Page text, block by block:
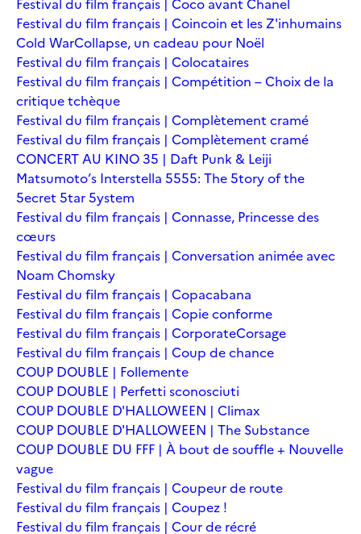
Festival du film français | Coincoin et les Z'inhumains
Cold WarCollapse, un cadeau pour Noël
Festival du film français | Colocataires
Festival du film français | Compétition – Choix de la
critique tchèque
Festival du film français | Complètement cramé
Festival du film français | Complètement cramé
CONCERT AU KINO 35 | Daft Punk & Leiji
Matsumoto’s Interstella 5555: The 5tory of the
5ecret 5tar 5ystem
Festival du film français | Connasse, Princesse des
cœurs
Festival du film français | Conversation animée avec
Noam Chomsky
Festival du film français | Copacabana
Festival du film français | Copie conforme
Festival du film français | CorporateCorsage
Festival du film français | Coup de chance
COUP DOUBLE | Follemente
COUP DOUBLE | Perfetti sconosciuti
COUP DOUBLE D'HALLOWEEN | Climax
COUP DOUBLE D'HALLOWEEN | The Substance
COUP DOUBLE DU FFF | À bout de souffle + Nouvelle
vague
Festival du film français | Coupeur de route
Festival du film français | Coupez !
Festival du film français | Cour de récré